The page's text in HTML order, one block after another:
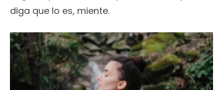
diga que lo es, miente.